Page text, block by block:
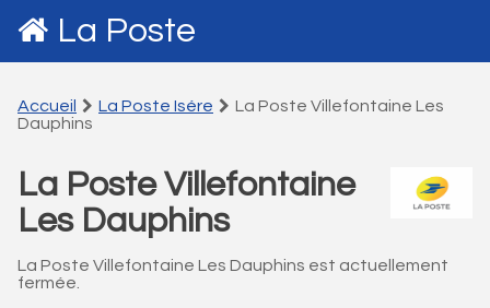
La Poste
Accueil La Poste Isére
La Poste Villefontaine Les
Dauphins
La Poste Villefontaine
Les Dauphins
La Poste Villefontaine Les Dauphins est actuellement
fermée.